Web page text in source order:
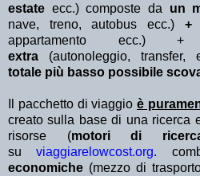
estate ecc.) composte da un
nave, treno, autobus ecc.) +
appartamento ecc.)
extra (autonoleggio, transfer,
totale più basso possibile
Il pacchetto di viaggio è
creato sulla base di una ricerca
risorse (motori di
suviaggiarelowcost.org.
economiche (mezzo di